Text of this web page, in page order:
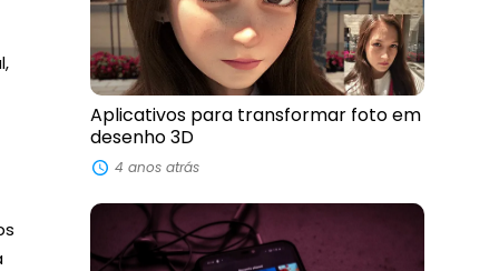
Aplicativos para transformar foto em
desenho 3D
4 anos atrás